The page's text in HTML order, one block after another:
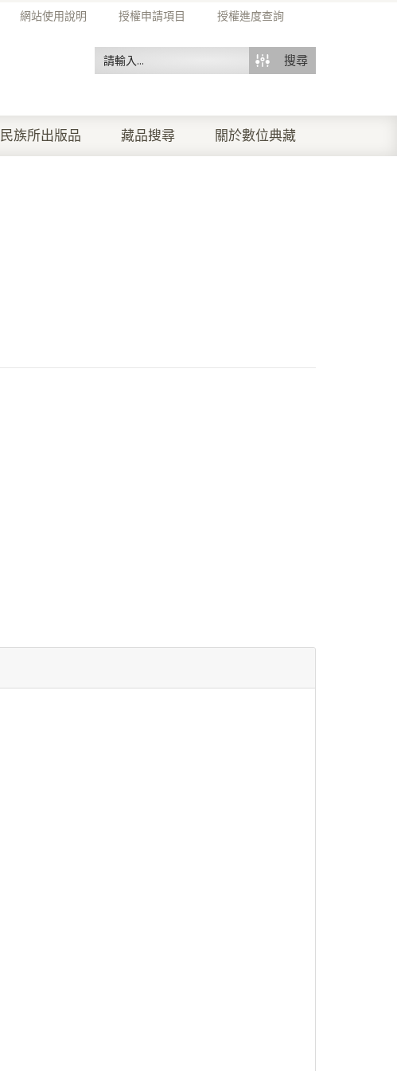
網站使用說明 授權申請項目 授權進度查詢
搜尋
民族所出版品 藏品搜尋 關於數位典藏